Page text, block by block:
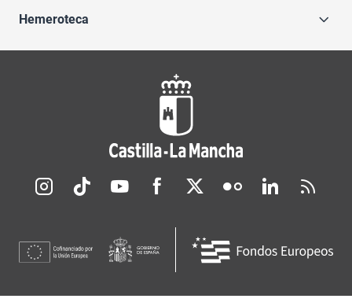
Hemeroteca
Redes sociales JCCM